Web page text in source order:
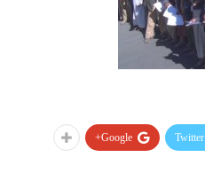
Twitter
Google+